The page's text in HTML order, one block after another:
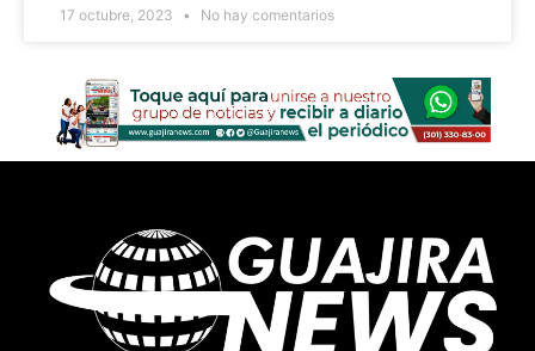
17 octubre, 2023 No hay comentarios